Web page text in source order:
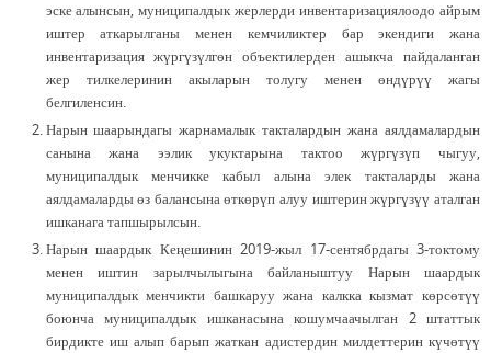
эске алынсын, муниципалдык жерлерди инвентаризациялоодо айрым
иштер аткарылганы менен кемчиликтер бар экендиги жана
инвентаризация жүргүзүлгөн объектилерден ашыкча пайдаланган
жер тилкелеринин акыларын толугу менен өндүрүү жагы
белгиленсин.
Нарын шаарындагы жарнамалык такталардын жана аялдамалардын
санына жана ээлик укуктарына тактоо жүргүзүп чыгуу,
муниципалдык менчикке кабыл алына элек такталарды жана
аялдамаларды өз балансына өткөрүп алуу иштерин жүргүзүү аталган
ишканага тапшырылсын.
Нарын шаардык Кеңешинин 2019-жыл 17-сентябрдагы 3-токтому
менен иштин зарылчылыгына байланыштуу Нарын шаардык
муниципалдык менчикти башкаруу жана калкка кызмат көрсөтүү
боюнча муниципалдык ишканасына кошумчаачылган 2 штаттык
бирдикте иш алып барып жаткан адистердин милдеттерин күчөтүү